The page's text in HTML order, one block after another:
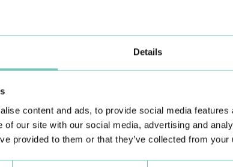
Details
content and ads, to provide social media
of our site with our social media, advertising and
provided to them or that they’ve collected from
duche, massagem, bola
âmbito da Qualidade e
contínua, o serviço
aos aspetos que para si são mais
dessas expectativas.
fundamento a valorização da vida
praticada de forma integral.
dos seus
de medicina materno fetal, em
por exemplo a amamentação
arterial. Nesse sentido, são
FORMAÇÃO,
O serviço